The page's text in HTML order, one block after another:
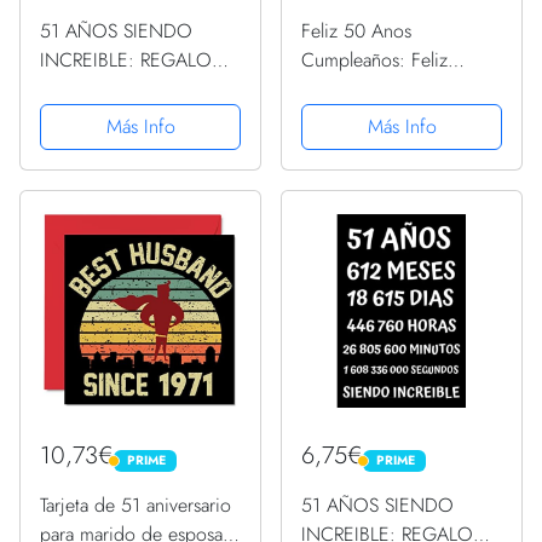
51 AÑOS SIENDO
INCREIBLE: REGALO
AÑOS DE
CUMPLEAÑOS
ORIGINAL Y DIVERTIDO
APUNTES O AGENDA,
DIARIO, LEBRETA DE
NOTAS..
Más Info
Feliz 50 Anos
Cumpleaños: Feliz
visitas para fiesta,
regalos originales para
hombre y mujer, registro
fotos de los...
Más Info
10,73€ PRIME
PRIME
Tarjeta de 51 aniversario
para marido de esposa
6,75€ PRIME
PRIME
51 AÑOS SIENDO
INCREIBLE: REGALO